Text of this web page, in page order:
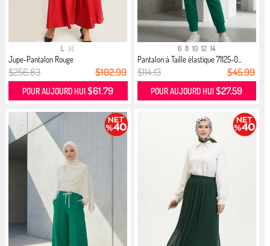
L XL
Jupe-Pantalon Rouge
$256.83 $102.99
POUR AUJOURD HUI$61.79
6 8 10 12 14
Pantalon à Taille élastique 71125-0...
$114.13 $45.99
POUR AUJOURD HUI$27.59